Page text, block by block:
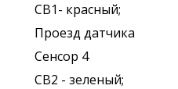
СВ1- красный;
Проезд датчика
Сенсор 4
СВ2 - зеленый;